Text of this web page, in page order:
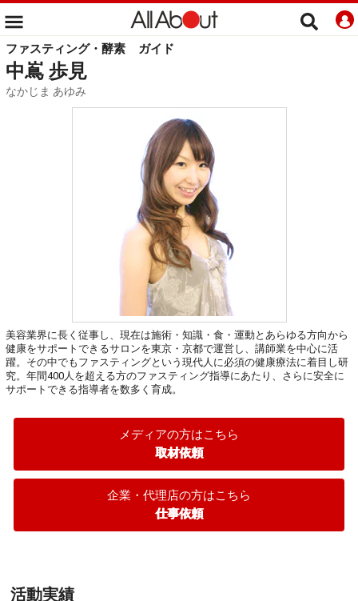
ファスティング・酵素 ガイド
中嶌 歩見
なかじま あゆみ
美容業界に長く従事し、現在は施術・知識・食・運動とあらゆる方向から
健康をサポートできるサロンを東京・京都で運営し、講師業を中心に活
躍。その中でもファスティングという現代人に必須の健康療法に着目し研
究。年間400人を超える方のファスティング指導にあたり、さらに安全に
サポートできる指導者を数多く育成。
メディアの方はこちら
取材依頼
企業・代理店の方はこちら
仕事依頼
活動実績